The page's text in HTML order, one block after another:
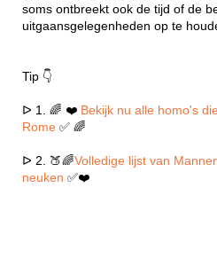
soms ontbreekt ook de tijd of de
uitgaansgelegenheden op te
Tip 👇
ᐅ 1. 🌈 ❤️ Bekijk nu alle homo's
Rome ✅ 🌈
ᐅ 2. 🍑🌈Volledige lijst van
neuken ✅❤️